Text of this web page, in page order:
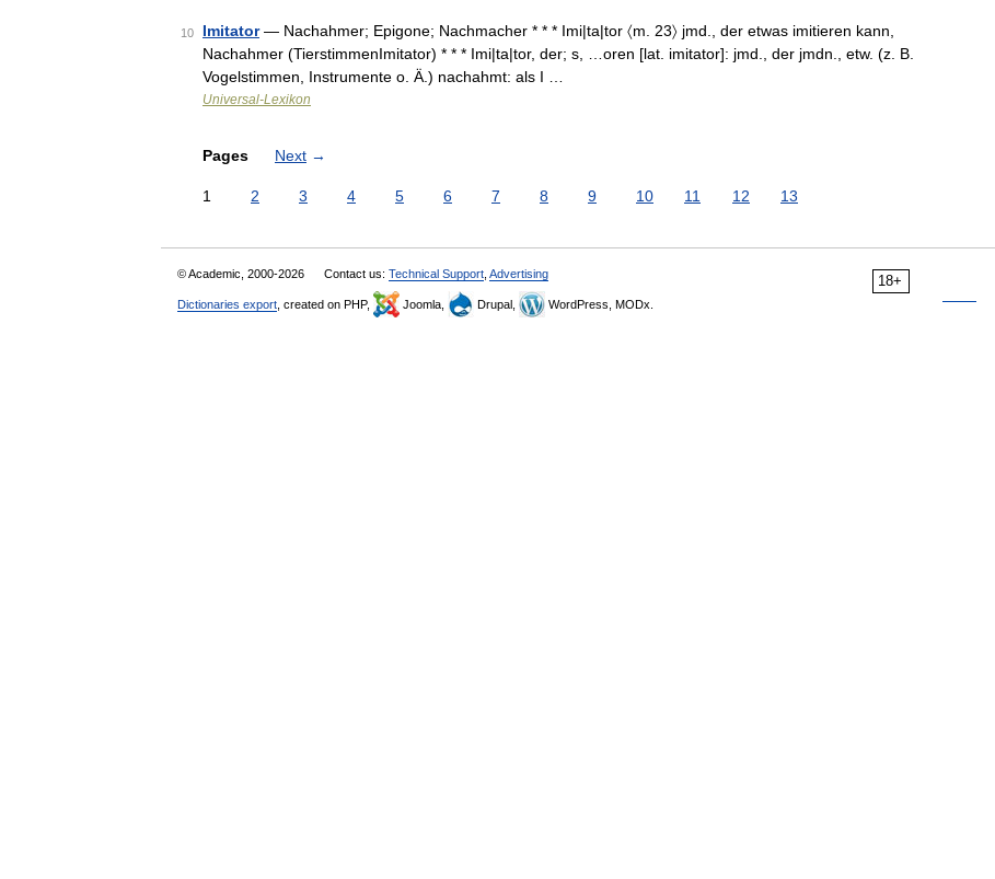
10 Imitator— Nachahmer; Epigone; Nachmacher * * * Imi|ta|tor 〈m. 23〉 jmd., der etwas imitieren kann,
Nachahmer (TierstimmenImitator) * * * Imi|ta|tor, der; s, …oren [lat. imitator]: jmd., der jmdn., etw. (z. B.
Vogelstimmen, Instrumente o. Ä.) nachahmt: als I …
Universal-Lexikon
Pages Next →
1 2 3 4 5 6 7 8 9 10 11 12 13
18+
© Academic, 2000-2026 Contact us: Technical Support Advertising
Dictionaries export , created on PHP, Joomla, Drupal, WordPress, MODx.